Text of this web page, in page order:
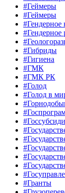
#Геймеры
#Геймеры
#Гендерное
#Гендерное
#Гибриды
#Гигиена
#ГМК
#ГМК РК
#Голод
#Голод в
#Гранты